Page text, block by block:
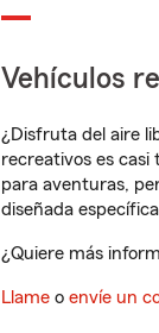
Vehículos
¿Disfruta del aire
recreativos es
para aventuras,
diseñada
¿Quiere más
Llame o envíe un